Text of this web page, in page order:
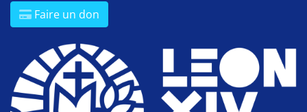
Faire un don